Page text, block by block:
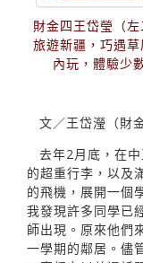
財金四王岱瑩（
旅遊新疆，巧遇
內玩，體驗少
文／王岱瀅（財金
去年2月底，在
的超重行李，以及
的飛機，展開一個
我發現許多同學已
師出現。原來他們
一學期的鄰居。儘